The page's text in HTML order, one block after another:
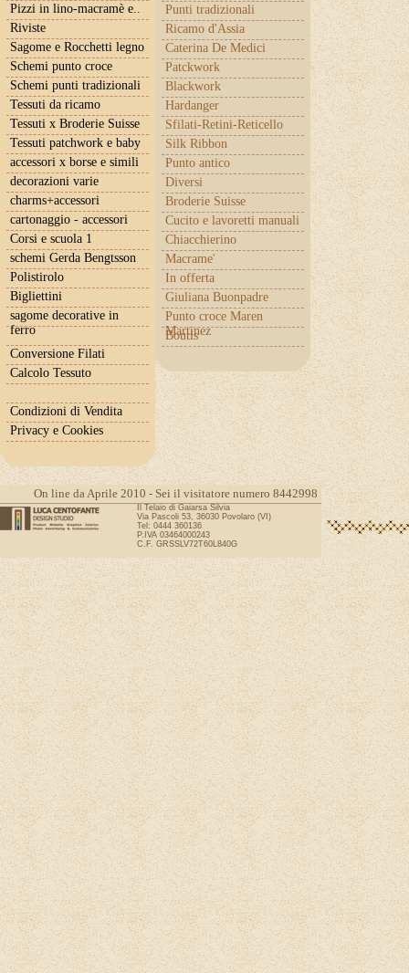
Punti tradizionali
Ricamo d'Assia
Caterina De Medici
Patckwork
Blackwork
Hardanger
Sfilati-Retini-Reticello
Silk Ribbon
Punto antico
Diversi
Broderie Suisse
Cucito e lavoretti manuali
Chiacchierino
Macrame'
In offerta
Giuliana Buonpadre
Punto croce Maren
Martinez
Boutis
Pizzi in lino-macramè e..
Riviste
Sagome e Rocchetti legno
Schemi punto croce
Schemi punti tradizionali
Tessuti da ricamo
Tessuti x Broderie Suisse
Tessuti patchwork e baby
accessori x borse e simili
decorazioni varie
charms+accessori
cartonaggio - accessori
Corsi e scuola 1
schemi Gerda Bengtsson
Polistirolo
Bigliettini
sagome decorative in
ferro
Conversione Filati
Calcolo Tessuto
Condizioni di Vendita
Privacy e Cookies
On line da Aprile 2010 - Sei il visitatore numero 8442998
Il Telaio di Gaiarsa Silvia
Via Pascoli 53, 36030 Povolaro (VI)
Tel: 0444 360136
P.IVA 03464000243
C.F. GRSSLV72T60L840G